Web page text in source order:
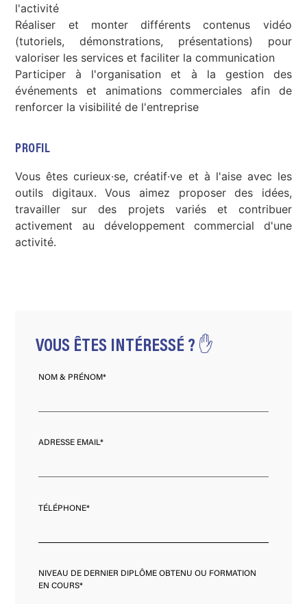
l'activité
Réaliser et monter différents contenus vidéo
(tutoriels, démonstrations, présentations) pour
valoriser les services et faciliter la communication
Participer à l'organisation et à la gestion des
événements et animations commerciales afin de
renforcer la visibilité de l'entreprise
PROFIL
Vous êtes curieux·se, créatif·ve et à l'aise avec les
outils digitaux. Vous aimez proposer des idées,
travailler sur des projets variés et contribuer
activement au développement commercial d'une
activité.
VOUS ÊTES INTÉRESSÉ ? ✋
NOM & PRÉNOM*
ADRESSE EMAIL*
TÉLÉPHONE*
NIVEAU DE DERNIER DIPLÔME OBTENU OU FORMATION
EN COURS*